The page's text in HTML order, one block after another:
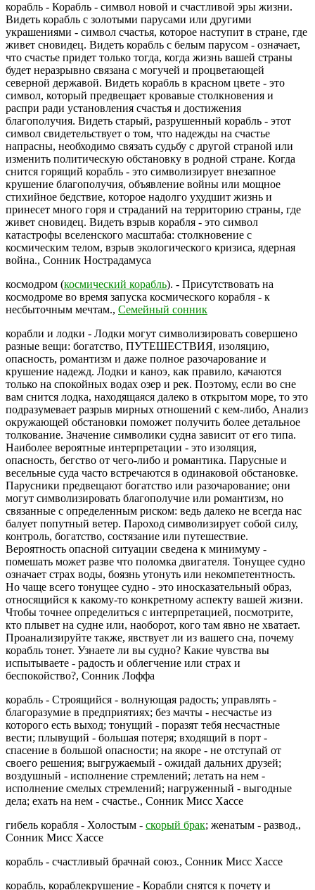
корабль - Корабль - символ новой и счастливой эры жизни.
Видеть корабль с золотыми парусами или другими
украшениями - символ счастья, которое наступит в стране, где
живет сновидец. Видеть корабль с белым парусом - означает,
что счастье придет только тогда, когда жизнь вашей страны
будет неразрывно связана с могучей и процветающей
северной державой. Видеть корабль в красном цвете - это
символ, который предвещает кровавые столкновения и
распри ради установления счастья и достижения
благополучия. Видеть старый, разрушенный корабль - этот
символ свидетельствует о том, что надежды на счастье
напрасны, необходимо связать судьбу с другой страной или
изменить политическую обстановку в родной стране. Когда
снится горящий корабль - это символизирует внезапное
крушение благополучия, объявление войны или мощное
стихийное бедствие, которое надолго ухудшит жизнь и
принесет много горя и страданий на территорию страны, где
живет сновидец. Видеть взрыв корабля - это символ
катастрофы вселенского масштаба: столкновение с
космическим телом, взрыв экологического кризиса, ядерная
война., Сонник Нострадамуса
космодром (космический корабль). - Присутствовать на
космодроме во время запуска космического корабля - к
несбыточным мечтам., Семейный сонник
корабли и лодки - Лодки могут символизировать совершено
разные вещи: богатство, ПУТЕШЕСТВИЯ, изоляцию,
опасность, романтизм и даже полное разочарование и
крушение надежд. Лодки и каноэ, как правило, качаются
только на спокойных водах озер и рек. Поэтому, если во сне
вам снится лодка, находящаяся далеко в открытом море, то это
подразумевает разрыв мирных отношений с кем-либо, Анализ
окружающей обстановки поможет получить более детальное
толкование. Значение символики судна зависит от его типа.
Наиболее вероятные интерпретации - это изоляция,
опасность, бегство от чего-либо и романтика. Парусные и
весельные суда часто встречаются в одинаковой обстановке.
Парусники предвещают богатство или разочарование; они
могут символизировать благополучие или романтизм, но
связанные с определенным риском: ведь далеко не всегда нас
балует попутный ветер. Пароход символизирует собой силу,
контроль, богатство, состязание или путешествие.
Вероятность опасной ситуации сведена к минимуму -
помешать может разве что поломка двигателя. Тонущее судно
означает страх воды, боязнь утонуть или некомпетентность.
Но чаще всего тонущее судно - это иносказательный образ,
относящийся к какому-то конкретному аспекту вашей жизни.
Чтобы точнее определиться с интерпретацией, посмотрите,
кто плывет на судне или, наоборот, кого там явно не хватает.
Проанализируйте также, явствует ли из вашего сна, почему
корабль тонет. Узнаете ли вы судно? Какие чувства вы
испытываете - радость и облегчение или страх и
беспокойство?, Сонник Лоффа
корабль - Строящийся - волнующая радость; управлять -
благоразумие в предприятиях; без мачты - несчастье из
которого есть выход; тонущий - поразят тебя несчастные
вести; плывущий - большая потеря; входящий в порт -
спасение в большой опасности; на якоре - не отступай от
своего решения; выгружаемый - ожидай дальних друзей;
воздушный - исполнение стремлений; летать на нем -
исполнение смелых стремлений; нагруженный - выгодные
дела; ехать на нем - счастье., Сонник Мисс Хассе
гибель корабля - Холостым - скорый брак; женатым - развод.,
Сонник Мисс Хассе
корабль - счастливый брачнай союз., Сонник Мисс Хассе
корабль, кораблекрушение - Корабли снятся к почету и